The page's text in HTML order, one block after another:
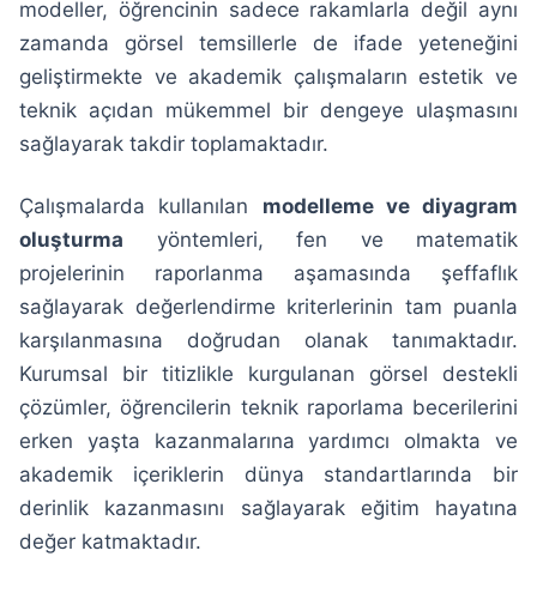
modeller, öğrencinin sadece rakamlarla değil aynı
zamanda görsel temsillerle de ifade yeteneğini
geliştirmekte ve akademik çalışmaların estetik ve
teknik açıdan mükemmel bir dengeye ulaşmasını
sağlayarak takdir toplamaktadır.
Çalışmalarda kullanılan modelleme ve diyagram
oluşturma yöntemleri, fen ve matematik
projelerinin raporlanma aşamasında şeffaflık
sağlayarak değerlendirme kriterlerinin tam puanla
karşılanmasına doğrudan olanak tanımaktadır.
Kurumsal bir titizlikle kurgulanan görsel destekli
çözümler, öğrencilerin teknik raporlama becerilerini
erken yaşta kazanmalarına yardımcı olmakta ve
akademik içeriklerin dünya standartlarında bir
derinlik kazanmasını sağlayarak eğitim hayatına
değer katmaktadır.